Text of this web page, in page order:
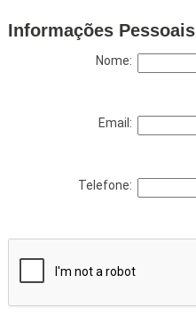
Informações Pessoais
Nome:
Email:
Telefone: